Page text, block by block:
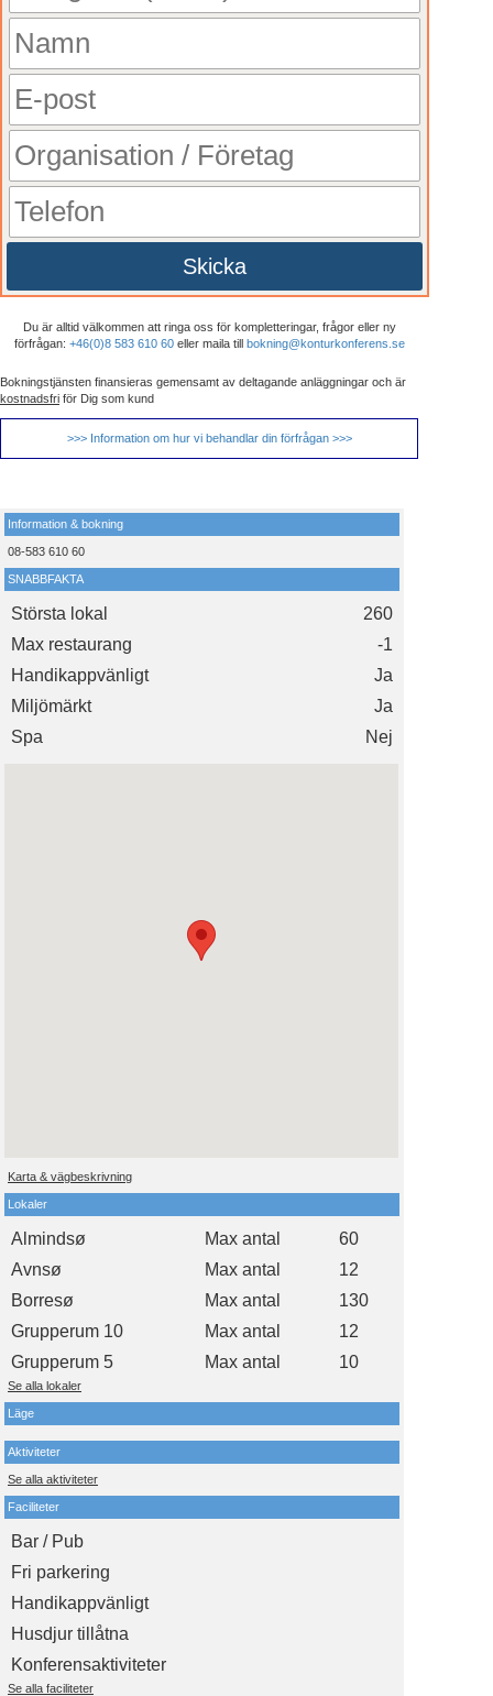
Skicka
Du är alltid välkommen att ringa oss för kompletteringar, frågor eller ny
förfrågan: +46(0)8 583 610 60eller maila till bokning@konturkonferens.se
Bokningstjänsten finansieras gemensamt av deltagande anläggningar och är
kostnadsfri för Dig som kund
>>> Information om hur vi behandlar din förfrågan >>>
Information & bokning
08-583 610 60
SNABBFAKTA
Största lokal
260
Max restaurang
-1
Handikappvänligt
Ja
Miljömärkt
Ja
Spa
Nej
Karta & vägbeskrivning
Lokaler
Almindsø Max antal
60
Avnsø
Max antal
12
Borresø
Max antal
130
Grupperum 10
Max antal
12
Grupperum 5
Max antal 10
Se alla lokaler
Läge
Aktiviteter
Se alla aktiviteter
Faciliteter
Bar / Pub
Fri parkering
Handikappvänligt
Husdjur tillåtna
Konferensaktiviteter
Se alla faciliteter